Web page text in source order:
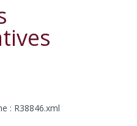
: R38846.xml